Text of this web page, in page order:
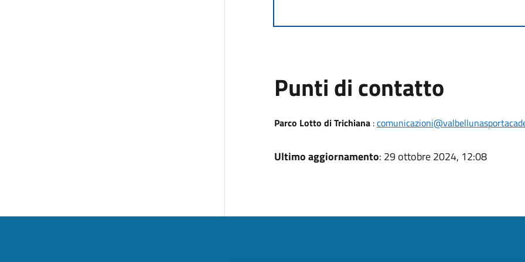
Punti di contatto
Parco Lotto di Trichiana:
Ultimo aggiornamento: 29 ottobre 2024, 12:08